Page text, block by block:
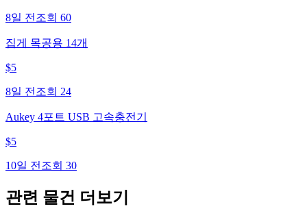
8일 전 조회 60
집게 목공용 14개
$5
8일 전 조회 24
Aukey 4포트 USB 고속충전기
$5
10일 전 조회 30
관련 물건 더보기